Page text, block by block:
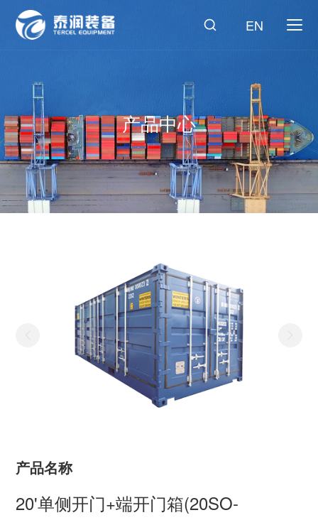
EN
产品中心
产品名称
20'单侧开门+端开门箱(20SO-